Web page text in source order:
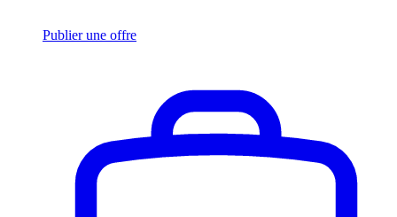
Publier une offre